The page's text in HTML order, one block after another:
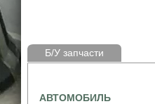
Б/У запчасти
АВТОМОБИЛЬ